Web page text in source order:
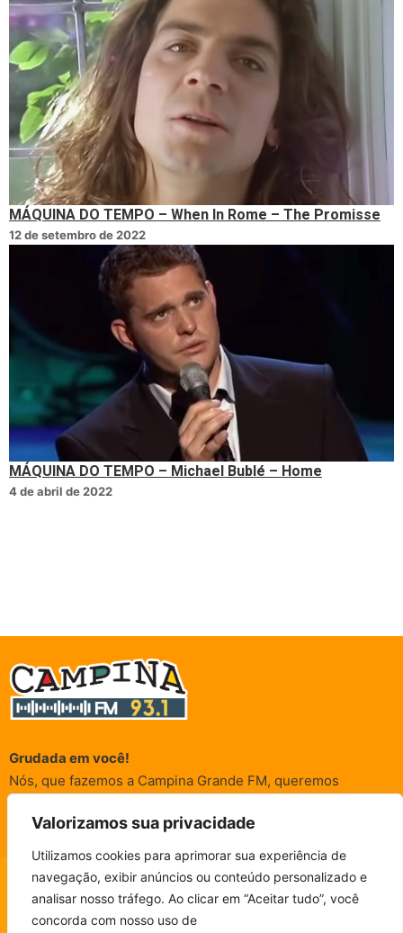
Valorizamos sua privacidade
Utilizamos cookies para aprimorar sua experiência de
navegação, exibir anúncios ou conteúdo personalizado e
analisar nosso tráfego. Ao clicar em “Aceitar tudo”, você
concorda com nosso uso de
CAMPINA FM - AO VIVO
ESCUTE SEM PARAR!
MÁQUINA DO TEMPO – When In Rome – The Promisse
12 de setembro de 2022
MÁQUINA DO TEMPO – Michael Bublé – Home
4 de abril de 2022
Grudada em você!
Nós, que fazemos a Campina Grande FM, queremos
acompanham sempre. É para vocês que a Rádio existe e por
vocês que as informações (informativas, de entretenimento,
promocionais e de conscientização) são realizadas.